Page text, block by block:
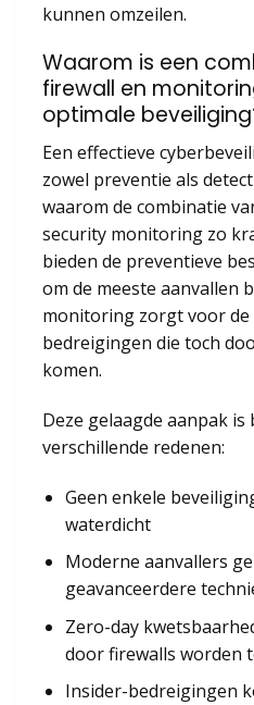
kunnen omzeilen.
Waarom is een
firewall en
optimale
Een effectieve
zowel preventie als
waarom de combinatie
security monitoring zo
bieden de preventieve
om de meeste aanvallen
monitoring zorgt voor de
bedreigingen die toch
komen.
Deze gelaagde aanpak
verschillende redenen:
Geen enkele
waterdicht
Moderne aanvallers
geavanceerdere
Zero-day
door firewalls worden
Insider-bedreigingen